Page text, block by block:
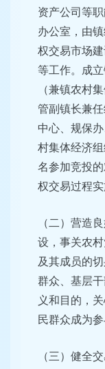
资产公司等
办公室，由
权交易市场
等工作。成
（兼镇农村
管副镇长兼
中心、规保
村集体经济
名参加竞投
权交易过程实
（二）营造
设，事关农
及其成员的
群众、基层
义和目的，
民群众成为参
（三）健全